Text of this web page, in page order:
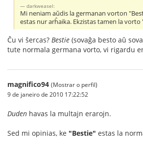
darkweasel:
Mi neniam aŭdis la germanan vorton
estas nur arĥaika. Ekzistas tamen la vorto
Ĉu vi ŝercas? Bestie (sovaĝa besto aŭ
tute normala germana vorto, vi rigardu
magnifico94 (Mostrar o perfil)
9 de janeiro de 2010 17:22:52
Duden havas la multajn erarojn.
Sed mi opinias, ke "Bestie" estas la